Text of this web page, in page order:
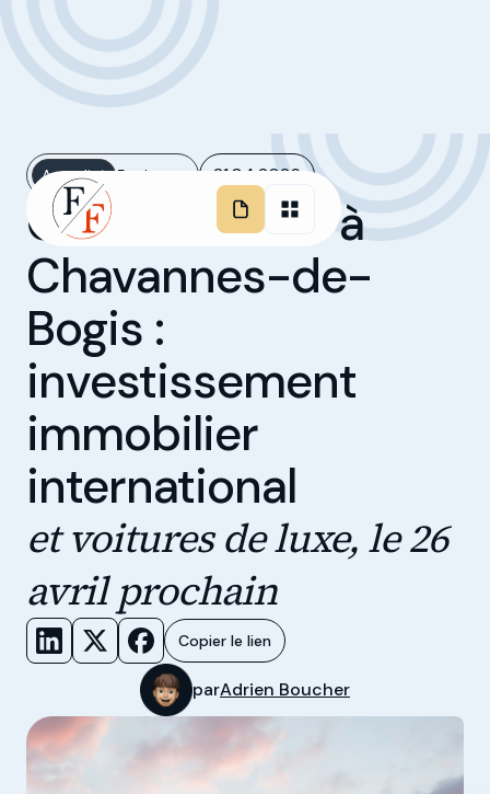
Actualité 5 minutes 21.04.2026
Cars & Coffee à
Chavannes-de-
Bogis :
investissement
immobilier
international
et voitures de luxe, le 26
avril prochain
Copier le lien
parAdrien Boucher